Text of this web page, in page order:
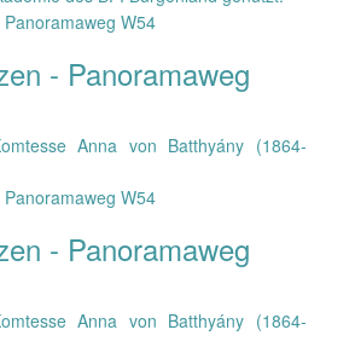
- Panoramaweg
Anna von Batthyány (1864-
- Panoramaweg
Anna von Batthyány (1864-